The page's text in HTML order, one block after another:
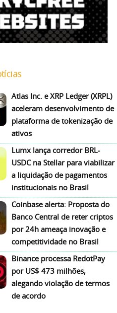
Atlas Inc. e XRP Ledger (XRPL)
aceleram desenvolvimento de
plataforma de tokenização de
ativos
Lumx lança corredor BRL-
USDC na Stellar para viabilizar
a liquidação de pagamentos
institucionais no Brasil
Coinbase alerta: Proposta do
Banco Central de reter criptos
por 24h ameaça inovação e
competitividade no Brasil
Binance processa RedotPay
por US$ 473 milhões,
alegando violação de termos
de acordo